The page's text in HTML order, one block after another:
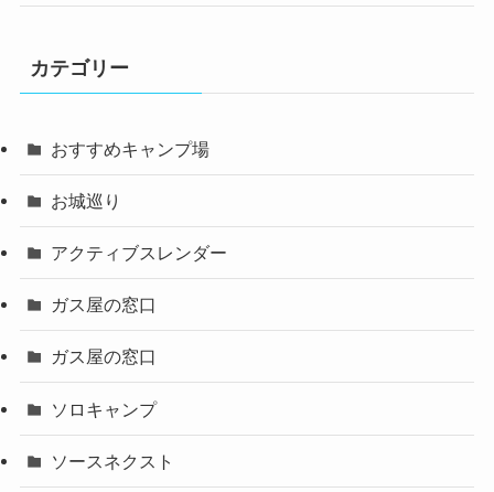
カテゴリー
おすすめキャンプ場
お城巡り
アクティブスレンダー
ガス屋の窓口
ガス屋の窓口
ソロキャンプ
ソースネクスト